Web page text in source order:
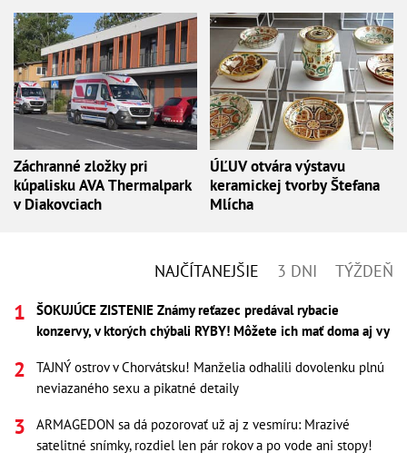
Záchranné zložky pri
kúpalisku AVA Thermalpark
v Diakovciach
ÚĽUV otvára výstavu
keramickej tvorby Štefana
Mlícha
NAJČÍTANEJŠIE 3 DNI TÝŽDEŇ
ŠOKUJÚCE ZISTENIE Známy reťazec predával rybacie
konzervy, v ktorých chýbali RYBY! Môžete ich mať doma aj vy
TAJNÝ ostrov v Chorvátsku! Manželia odhalili dovolenku plnú
neviazaného sexu a pikatné detaily
ARMAGEDON sa dá pozorovať už aj z vesmíru: Mrazivé
satelitné snímky, rozdiel len pár rokov a po vode ani stopy!